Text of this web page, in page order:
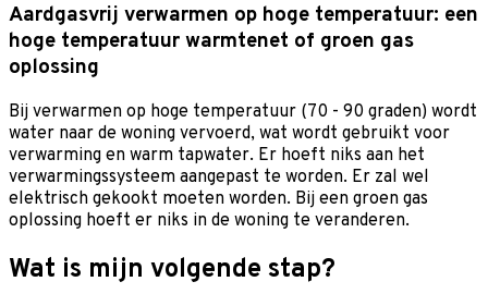
Aardgasvrij verwarmen op hoge temperatuur: een
hoge temperatuur warmtenet of groen gas
oplossing
Bij verwarmen op hoge temperatuur (70 - 90 graden) wordt
water naar de woning vervoerd, wat wordt gebruikt voor
verwarming en warm tapwater. Er hoeft niks aan het
verwarmingssysteem aangepast te worden. Er zal wel
elektrisch gekookt moeten worden. Bij een groen gas
oplossing hoeft er niks in de woning te veranderen.
Wat is mijn volgende stap?